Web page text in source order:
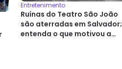
Entretenimento
Ruínas do Teatro São João
são aterradas em Salvador;
entenda o que motivou a